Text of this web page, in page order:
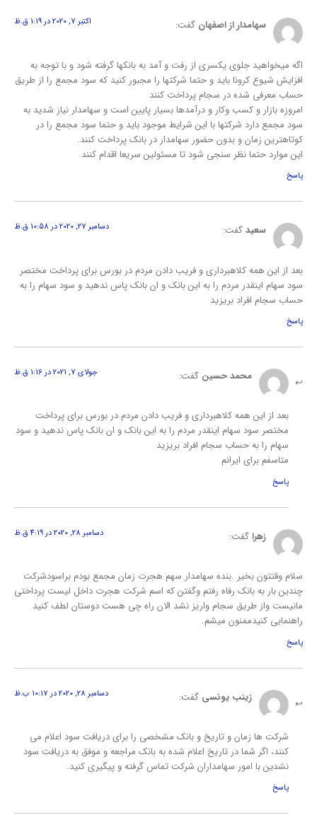
سهامدار از اصفهان گفت: اکتبر 7, 2020 در 1:19 ق.ظ
اگه ميخواهيد جلوي يكسري از رفت و آمد به بانكها گرفته شود و با توجه به
افزايش شيوع كرونا بايد و حتما شركتها را مجبور كنيد كه سود مجمع را از طريق
حساب معرفي شده در سجام پرداخت كنند
امروزه بازار و كسب وكار و درآمدها بسيار پايين است و سهامدار نياز شديد به
سود مجمع دارد شركتها با اين شرايط موجود بايد و حتما سود مجمع را در
كوتاهترين زمان و بدون حضور سهامدار در بانك پرداخت كنند.
اين موارد حتما نظر سنجي شود تا مسئولين سريعا اقدام كنند.
پاسخ
سعیدگفت: دسامبر 27, 2020 در 10:58 ق.ظ
بعد از این همه کلاهبرداری و فریب دادن مردم در بورس برای پرداخت مختصر
سود سهام اینقدر مردم را به این بانک و ان بانک پاس ندهید و سود سهام را به
حساب سجام افراد بریزید
پاسخ
محمد حسین گفت: جولای 7, 2021 در 1:16 ق.ظ
بعد از این همه کلاهبرداری و فریب دادن مردم در بورس برای پرداخت
مختصر سود سهام اینقدر مردم را به این بانک و ان بانک پاس ندهید و سود
سهام را به حساب سجام افراد بریزید
متاسفم برای ایرانم
پاسخ
زهرا گفت: دسامبر 28, 2020 در 4:19 ق.ظ
سلام وقتتون بخیر .بنده سهامدار سهم هجرت زمان مجمع بودم براسودشرکت
چندین بار به بانک رفاه رفتم وگفتن که اسم شرکت هجرت داخل لیست پرداختی
مانیست واز طریق سجام واریز نشد الان راه چی هست دوستان لطف کنید
راهنمایی کنیدممنون میشم.
پاسخ
زینب یونسی گفت: دسامبر 28, 2020 در 10:17 ب.ظ
شرکت ها زمان و تاریخ و بانک مشخصی را برای دریافت سود اعلام می
کنند، اگر شما در تاریخ اعلام شده به بانک مراجعه و موفق به دریافت سود
نشدین با امور سهامداران شرکت تماس گرفته و پیگیری کنید.
پاسخ